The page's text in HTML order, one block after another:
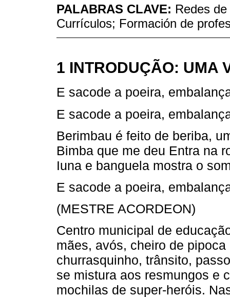
PALABRAS CLAVE: Redes
Currículos; Formación de
1 INTRODUÇÃO: UMA
E sacode a poeira,
E sacode a poeira,
Berimbau é feito de beriba,
Bimba que me deu Entra na
Iuna e banguela mostra o
E sacode a poeira,
(MESTRE ACORDEON)
Centro municipal de
mães, avós, cheiro de
churrasquinho, trânsito,
se mistura aos resmungos e
mochilas de super-heróis.